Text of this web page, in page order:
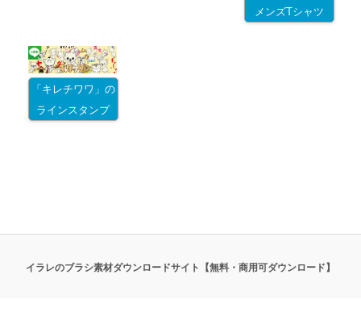
メンズTシャツ
「キレチワワ」の
ラインスタンプ
イラレのブラシ素材ダウンロードサイト【無料・商用可ダウンロード】